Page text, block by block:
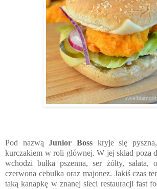
Pod nazwąJunior Boss kryje się
kurczakiem w roli głównej. W jej skład poza
wchodzi bułka pszenna, ser żółty, sałata,
czerwona cebulka oraz majonez. Jakiś czas
taką kanapkę w znanej sieci restauracji fast